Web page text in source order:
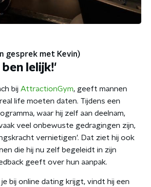
gesprek met Kevin)
lelijk!'
bij AttractionGym, geeft mannen
life moeten daten. Tijdens een
waar hij zelf aan deelnam,
veel onbewuste gedragingen zijn,
vernietigen’. Dat ziet hij ook
die hij nu zelf begeleidt in zijn
geeft over hun aanpak.
bij online dating krijgt, vindt hij een